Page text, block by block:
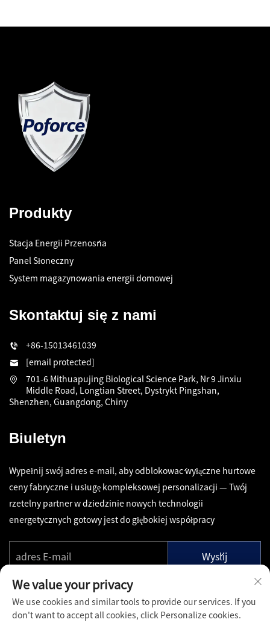
Produkty
Stacja Energii Przenośna
Panel Słoneczny
System magazynowania energii domowej
Skontaktuj się z nami
+86-15013461039
[email protected]
701-6 Mithuapujing Biological Science Park, Nr 9 Jinxiu
Middle Road, Longtian Street, Dystrykt Pingshan,
Shenzhen, Guangdong, Chiny
Biuletyn
Wypełnij swój adres e-mail, aby odblokować wyłączne hurtowe
ceny fabryczne i usługę kompleksowej personalizacji — Twój
rzetelny partner w dziedzinie nowych technologii
energetycznych gotowy jest do głębokiej współpracy
Wyślij
We value your privacy
We use cookies and similar tools to provide our services. If you
don't want to accept all cookies, click Personalize cookies.